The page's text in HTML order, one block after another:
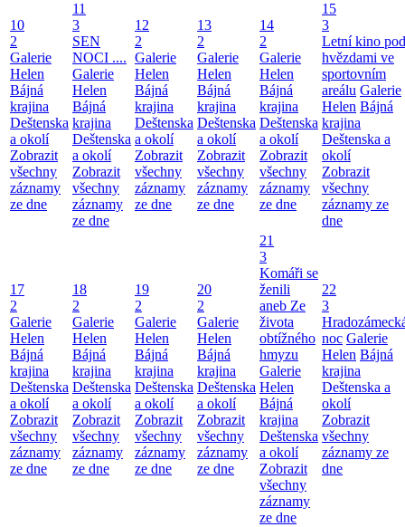
10
2
Galerie
Helen
Bájná
krajina
Deštenska
a okolí
Zobrazit
všechny
záznamy
ze dne
11
3
SEN
NOCI ....
Galerie
Helen
Bájná
krajina
Deštenska
a okolí
Zobrazit
všechny
záznamy
ze dne
12
2
Galerie
Helen
Bájná
krajina
Deštenska
a okolí
Zobrazit
všechny
záznamy
ze dne
13
2
Galerie
Helen
Bájná
krajina
Deštenska
a okolí
Zobrazit
všechny
záznamy
ze dne
14
2
Galerie
Helen
Bájná
krajina
Deštenska
a okolí
Zobrazit
všechny
záznamy
ze dne
15
3
Letní kino pod
hvězdami ve
sportovním
areálu Galerie
Helen Bájná
krajina
Deštenska a
okolí
Zobrazit
všechny
záznamy ze
dne
17
2
Galerie
Helen
Bájná
krajina
Deštenska
a okolí
Zobrazit
všechny
záznamy
ze dne
18
2
Galerie
Helen
Bájná
krajina
Deštenska
a okolí
Zobrazit
všechny
záznamy
ze dne
19
2
Galerie
Helen
Bájná
krajina
Deštenska
a okolí
Zobrazit
všechny
záznamy
ze dne
20
2
Galerie
Helen
Bájná
krajina
Deštenska
a okolí
Zobrazit
všechny
záznamy
ze dne
21
3
Komáři se
ženili
aneb Ze
života
obtížného
hmyzu
Galerie
Helen
Bájná
krajina
Deštenska
a okolí
Zobrazit
všechny
záznamy
ze dne
22
3
noc Galerie
Helen Bájná
krajina
Deštenska a
okolí
Zobrazit
všechny
záznamy ze
dne